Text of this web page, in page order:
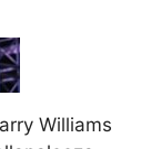
Williams